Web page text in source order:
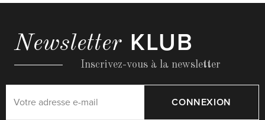
Newsletter KLUB
Inscrivez-vous à la newsletter
CONNEXION